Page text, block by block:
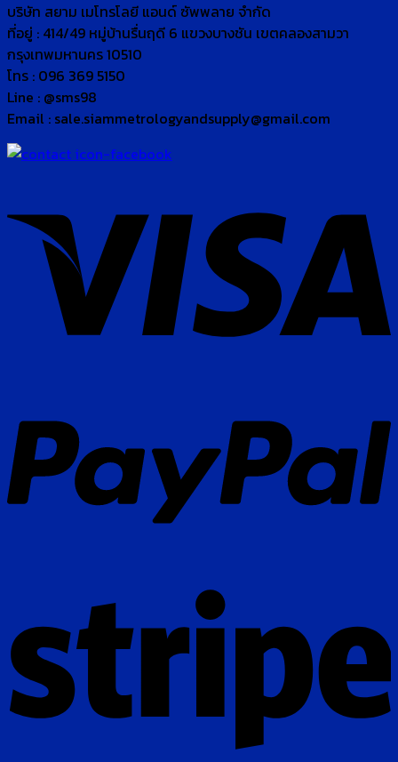
บริษัท สยาม เมโทรโลยี แอนด์ ซัพพลาย จำกัด
ที่อยู่ : 414/49 หมู่บ้านรื่นฤดี 6 แขวงบางชัน เขตคลองสามวา
กรุงเทพมหานคร 10510
โทร : 096 369 5150
Line : @sms98
Email : sale.siammetrologyandsupply@gmail.com